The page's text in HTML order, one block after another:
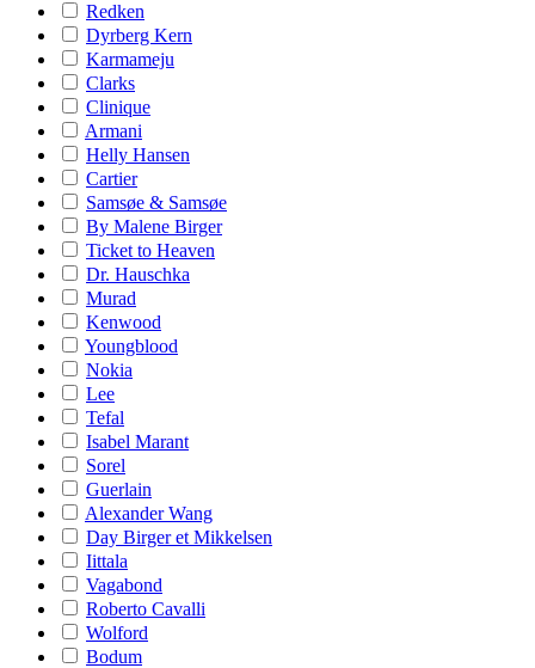
Redken
Dyrberg Kern
Karmameju
Clarks
Clinique
Armani
Helly Hansen
Cartier
Samsøe & Samsøe
By Malene Birger
Ticket to Heaven
Dr. Hauschka
Murad
Kenwood
Youngblood
Nokia
Lee
Tefal
Isabel Marant
Sorel
Guerlain
Alexander Wang
Day Birger et Mikkelsen
Iittala
Vagabond
Roberto Cavalli
Wolford
Bodum